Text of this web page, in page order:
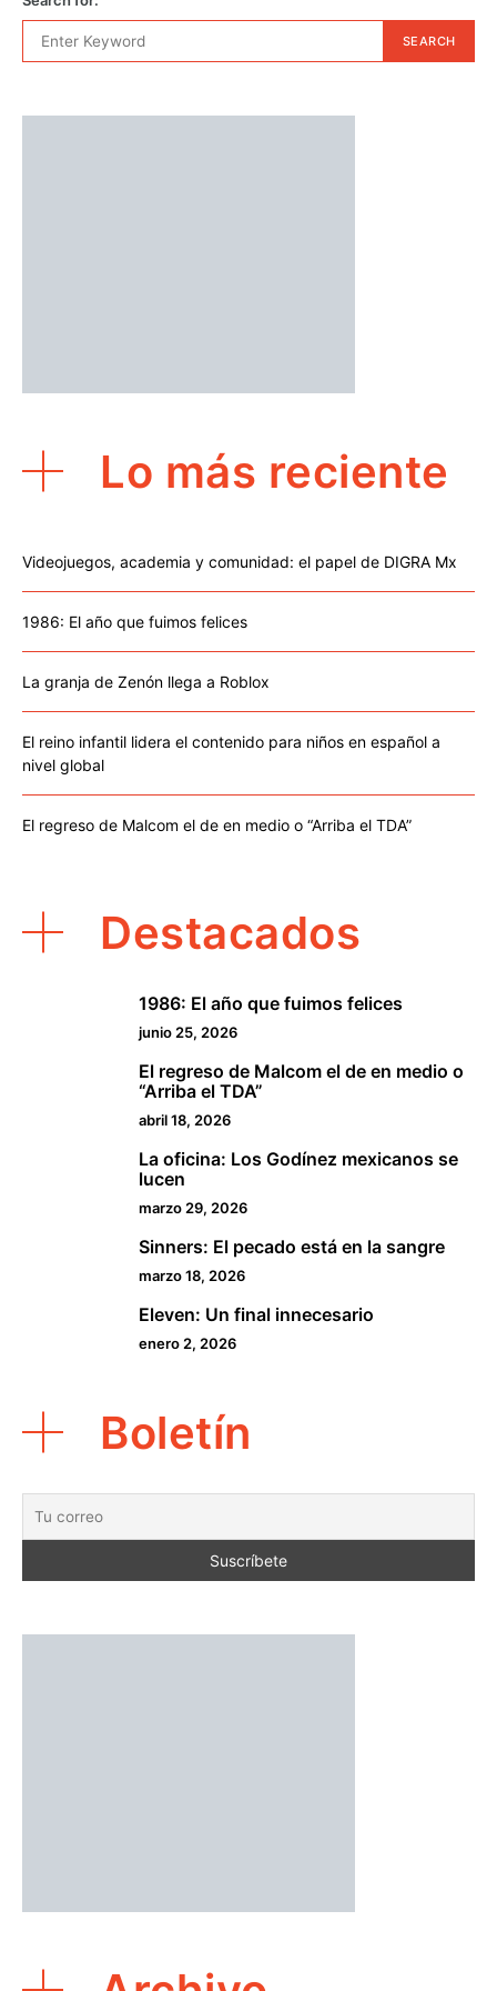
SEARCH
Lo más reciente
Videojuegos, academia y comunidad: el papel de DIGRA Mx
1986: El año que fuimos felices
La granja de Zenón llega a Roblox
El reino infantil lidera el contenido para niños en español a
nivel global
El regreso de Malcom el de en medio o “Arriba el TDA”
Destacados
1986: El año que fuimos felices
junio 25, 2026
El regreso de Malcom el de en medio o
“Arriba el TDA”
abril 18, 2026
La oficina: Los Godínez mexicanos se
lucen
marzo 29, 2026
Sinners: El pecado está en la sangre
marzo 18, 2026
Eleven: Un final innecesario
enero 2, 2026
Boletín